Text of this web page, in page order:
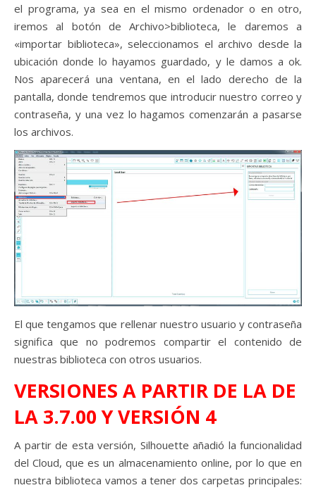
el programa, ya sea en el mismo ordenador o en otro,
iremos al botón de Archivo>biblioteca, le daremos a
«importar biblioteca», seleccionamos el archivo desde la
ubicación donde lo hayamos guardado, y le damos a ok.
Nos aparecerá una ventana, en el lado derecho de la
pantalla, donde tendremos que introducir nuestro correo y
contraseña, y una vez lo hagamos comenzarán a pasarse
los archivos.
El que tengamos que rellenar nuestro usuario y contraseña
significa que no podremos compartir el contenido de
nuestras biblioteca con otros usuarios.
VERSIONES A PARTIR DE LA DE
LA 3.7.00 Y VERSIÓN 4
A partir de esta versión, Silhouette añadió la funcionalidad
del Cloud, que es un almacenamiento online, por lo que en
nuestra biblioteca vamos a tener dos carpetas principales: